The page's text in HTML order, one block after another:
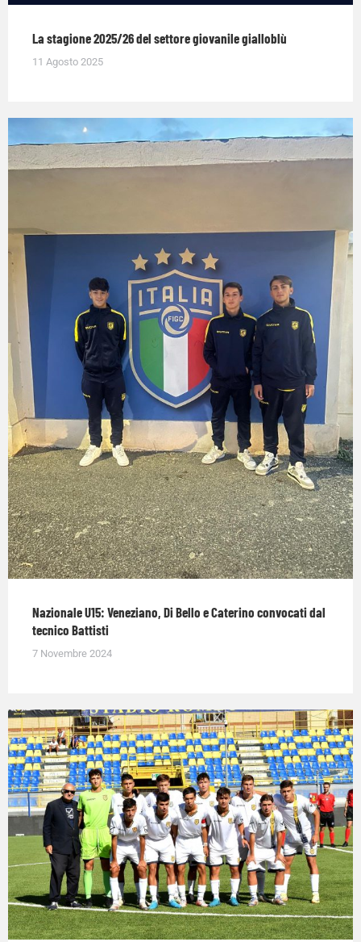
La stagione 2025/26 del settore giovanile gialloblù
11 Agosto 2025
Nazionale U15: Veneziano, Di Bello e Caterino convocati dal
tecnico Battisti
7 Novembre 2024